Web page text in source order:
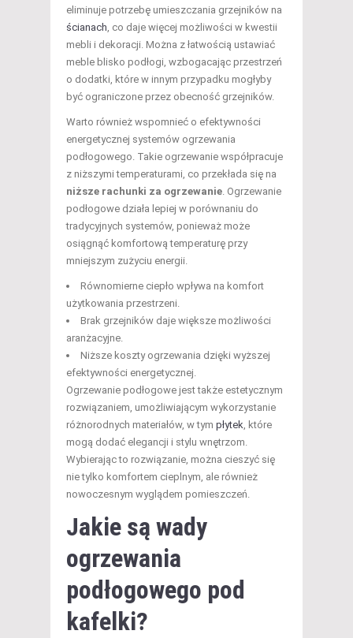
eliminuje potrzebę umieszczania grzejników na
ścianach, co daje więcej możliwości w kwestii
mebli i dekoracji. Można z łatwością ustawiać
meble blisko podłogi, wzbogacając przestrzeń
o dodatki, które w innym przypadku mogłyby
być ograniczone przez obecność grzejników.
Warto również wspomnieć o efektywności
energetycznej systemów ogrzewania
podłogowego. Takie ogrzewanie współpracuje
z niższymi temperaturami, co przekłada się na
niższe rachunki za ogrzewanie. Ogrzewanie
podłogowe działa lepiej w porównaniu do
tradycyjnych systemów, ponieważ może
osiągnąć komfortową temperaturę przy
mniejszym zużyciu energii.
Równomierne ciepło wpływa na komfort
użytkowania przestrzeni.
Brak grzejników daje większe możliwości
aranżacyjne.
Niższe koszty ogrzewania dzięki wyższej
efektywności energetycznej.
Ogrzewanie podłogowe jest także estetycznym
rozwiązaniem, umożliwiającym wykorzystanie
różnorodnych materiałów, w tym płytek, które
mogą dodać elegancji i stylu wnętrzom.
Wybierając to rozwiązanie, można cieszyć się
nie tylko komfortem cieplnym, ale również
nowoczesnym wyglądem pomieszczeń.
Jakie są wady
ogrzewania
podłogowego pod
kafelki?